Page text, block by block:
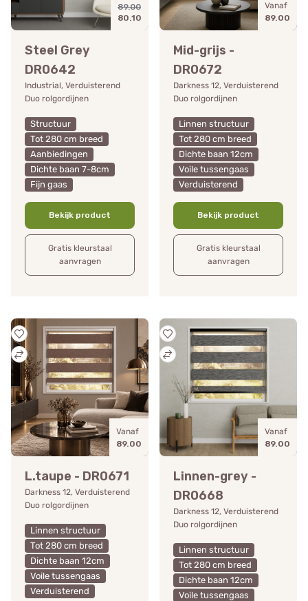
89.00
80.10
Steel Grey
DR0642
Industrial, Verduisterend
Duo rolgordijnen
Structuur
Tot 280 cm breed
Aanbiedingen
Dichte baan 7-8cm
Fijn gaas
Bekijk product
Gratis kleurstaal
aanvragen
Vanaf
89.00
Mid-grijs -
DR0672
Darkness 12, Verduisterend
Duo rolgordijnen
Linnen structuur
Tot 280 cm breed
Dichte baan 12cm
Voile tussengaas
Verduisterend
Bekijk product
Gratis kleurstaal
aanvragen
Vanaf
89.00
L.taupe - DR0671
Darkness 12, Verduisterend
Duo rolgordijnen
Linnen structuur
Tot 280 cm breed
Dichte baan 12cm
Voile tussengaas
Verduisterend
Vanaf
89.00
Linnen-grey -
DR0668
Darkness 12, Verduisterend
Duo rolgordijnen
Linnen structuur
Tot 280 cm breed
Dichte baan 12cm
Voile tussengaas